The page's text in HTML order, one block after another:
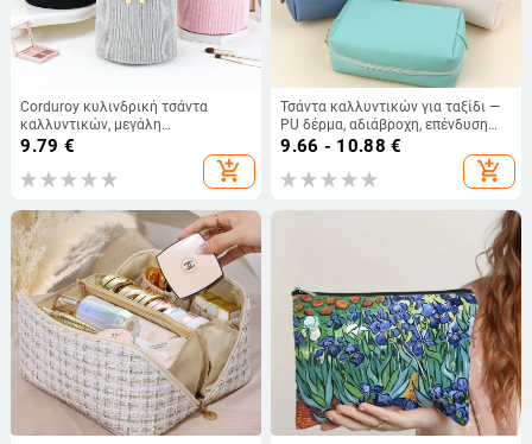
Corduroy κυλινδρική τσάντα
καλλυντικών, μεγάλη
χωρητικότητα, ενιαίο σχέδιο,
επένδυση πολυεστέρα, Xingbiao
9.79 €
add_shopping_cart
Τσάντα καλλυντικών για ταξίδι —
PU δέρμα, αδιάβροχη, επένδυση
πολυεστέρα, unisex, φορητή
9.66 - 10.88 €
add_shopping_cart